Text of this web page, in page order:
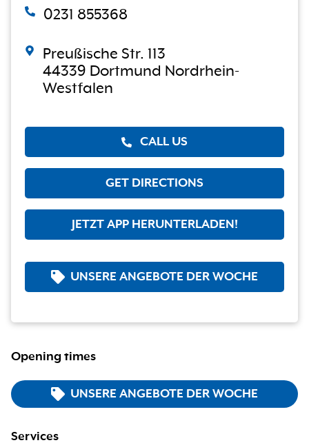
0231 855368
Preußische Str. 113
44339 Dortmund Nordrhein-
Westfalen
CALL US
GET DIRECTIONS
JETZT APP HERUNTERLADEN!
UNSERE ANGEBOTE DER WOCHE
Opening times
UNSERE ANGEBOTE DER WOCHE
Services